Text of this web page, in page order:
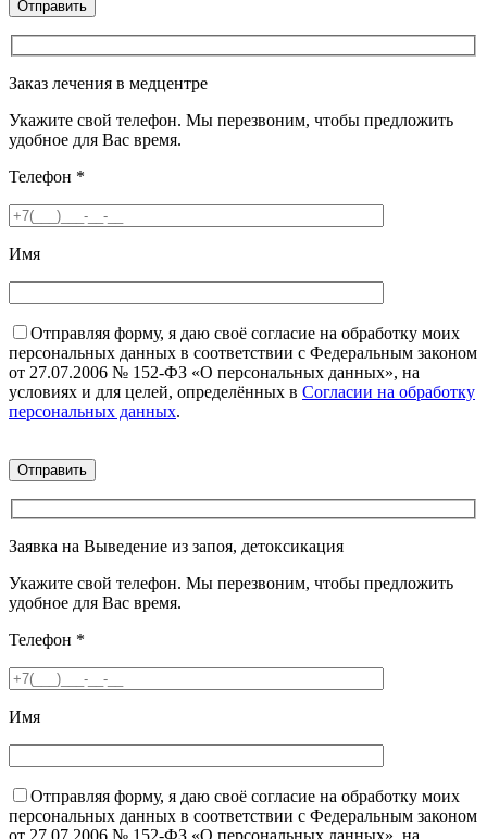
Заказ лечения в медцентре
Укажите свой телефон. Мы перезвоним, чтобы предложить
удобное для Вас время.
Телефон *
Имя
Отправляя форму, я даю своё согласие на обработку моих
персональных данных в соответствии с Федеральным законом
от 27.07.2006 № 152-ФЗ «О персональных данных», на
условиях и для целей, определённых в Согласии на обработку
персональных данных.
Заявка на Выведение из запоя, детоксикация
Укажите свой телефон. Мы перезвоним, чтобы предложить
удобное для Вас время.
Телефон *
Имя
Отправляя форму, я даю своё согласие на обработку моих
персональных данных в соответствии с Федеральным законом